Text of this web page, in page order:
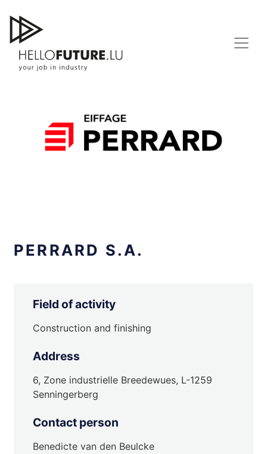
content
PERRARD S.A.
Field of activity
Construction and finishing
Address
6, Zone industrielle Breedewues, L-1259
Senningerberg
Contact person
Benedicte van den Beulcke